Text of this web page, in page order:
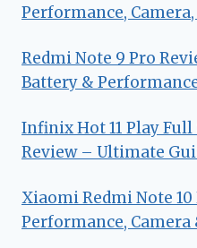
Performance,
Redmi Note 9 Pro
Battery &
Infinix Hot 11 Play Full
Review – Ultimate
Xiaomi Redmi Note 10
Performance, Camera